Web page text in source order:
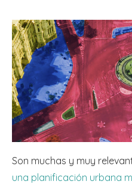
Son muchas y muy
una planificación urbana